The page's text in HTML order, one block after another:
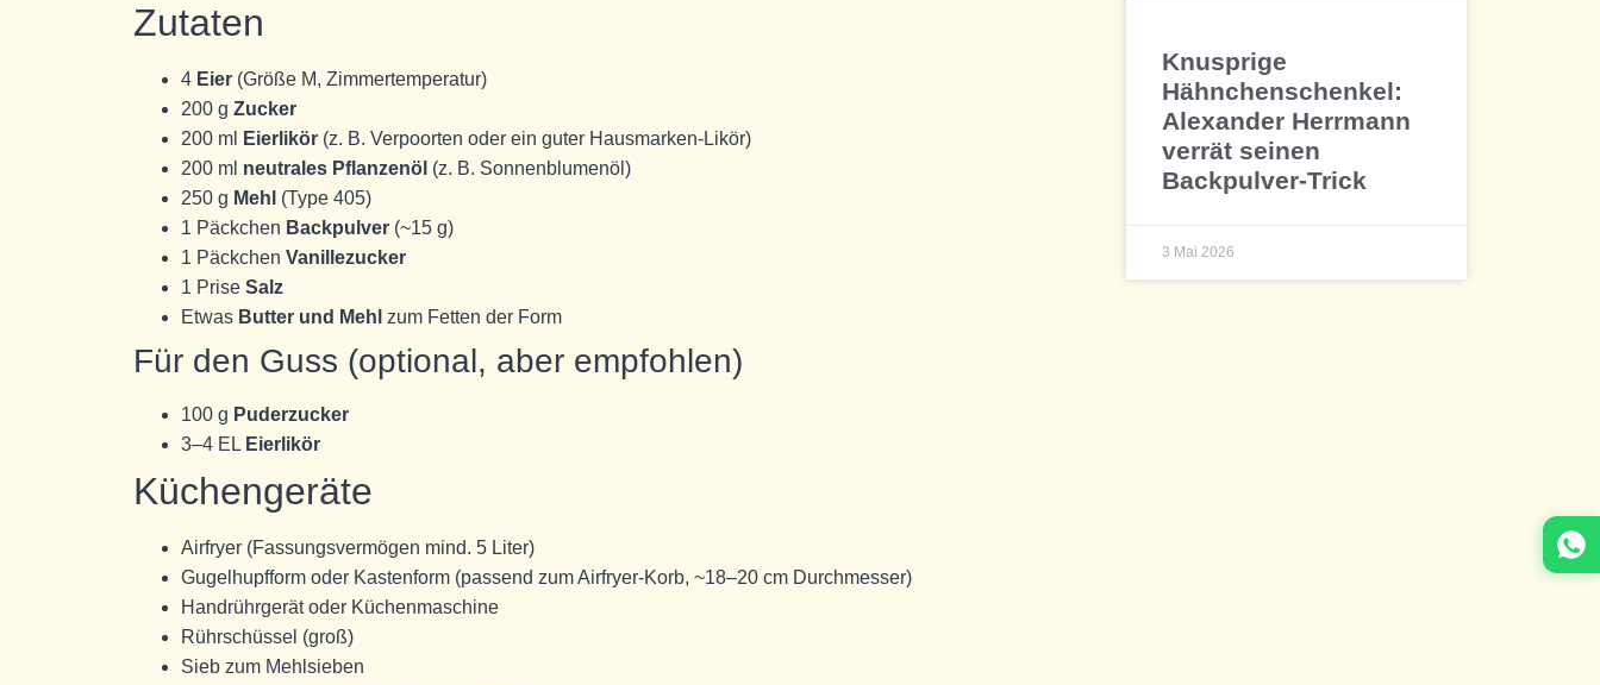
Knusprige
Hähnchenschenkel:
Alexander Herrmann
verrät seinen
Backpulver-Trick
3 Mai 2026
Zutaten
4 Eier (Größe M, Zimmertemperatur)
200 g Zucker
200 ml
Eierlikör (z. B. Verpoorten oder ein guter Hausmarken-Likör)
200 ml neutrales Pflanzenöl (z. B. Sonnenblumenöl)
250 g Mehl (Type 405)
1 Päckchen Backpulver (~15 g)
1 Päckchen Vanillezucker
1 Prise Salz
Etwas Butter und Mehl zum Fetten der Form
Für den Guss (optional, aber empfohlen)
100 g Puderzucker
3–4 EL Eierlikör
Küchengeräte
Airfryer (Fassungsvermögen mind. 5 Liter)
Gugelhupfform oder Kastenform (passend zum Airfryer-Korb, ~18–20 cm Durchmesser)
Handrührgerät oder Küchenmaschine
Rührschüssel (groß)
Sieb zum Mehlsieben